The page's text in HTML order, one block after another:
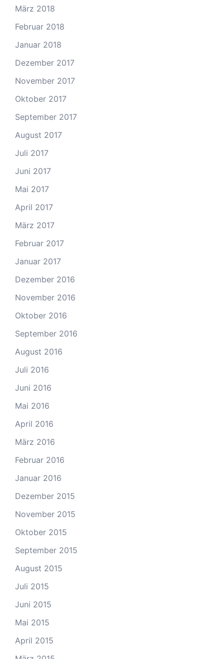
März 2018
Februar 2018
Januar 2018
Dezember 2017
November 2017
Oktober 2017
September 2017
August 2017
Juli 2017
Juni 2017
Mai 2017
April 2017
März 2017
Februar 2017
Januar 2017
Dezember 2016
November 2016
Oktober 2016
September 2016
August 2016
Juli 2016
Juni 2016
Mai 2016
April 2016
März 2016
Februar 2016
Januar 2016
Dezember 2015
November 2015
Oktober 2015
September 2015
August 2015
Juli 2015
Juni 2015
Mai 2015
April 2015